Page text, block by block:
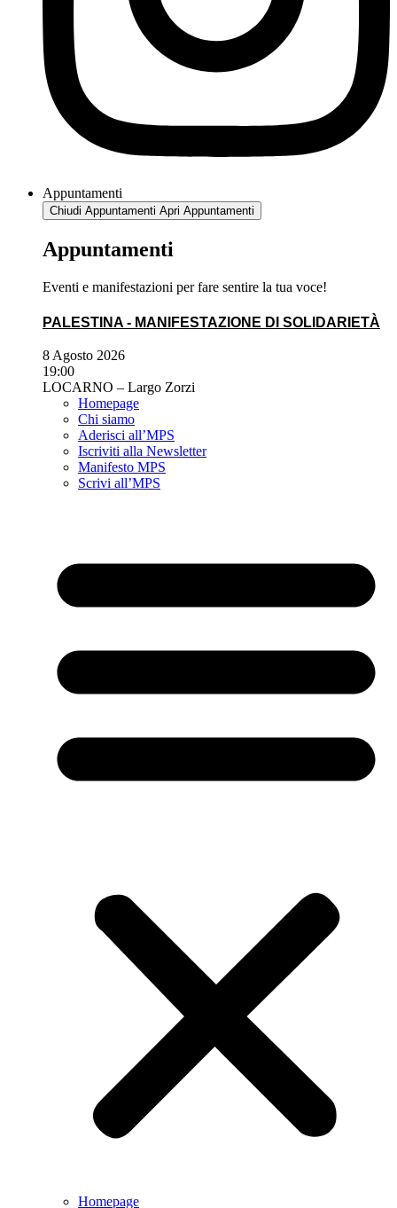
Appuntamenti
Chiudi Appuntamenti Apri Appuntamenti
Appuntamenti
Eventi e manifestazioni per fare sentire la tua voce!
PALESTINA - MANIFESTAZIONE DI SOLIDARIETÀ
8 Agosto 2026
19:00
LOCARNO – Largo Zorzi
Homepage
Chi siamo
Aderisci all’MPS
Iscriviti alla Newsletter
Manifesto MPS
Scrivi all’MPS
Homepage